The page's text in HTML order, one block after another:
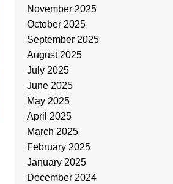
November 2025
October 2025
September 2025
August 2025
July 2025
June 2025
May 2025
April 2025
March 2025
February 2025
January 2025
December 2024